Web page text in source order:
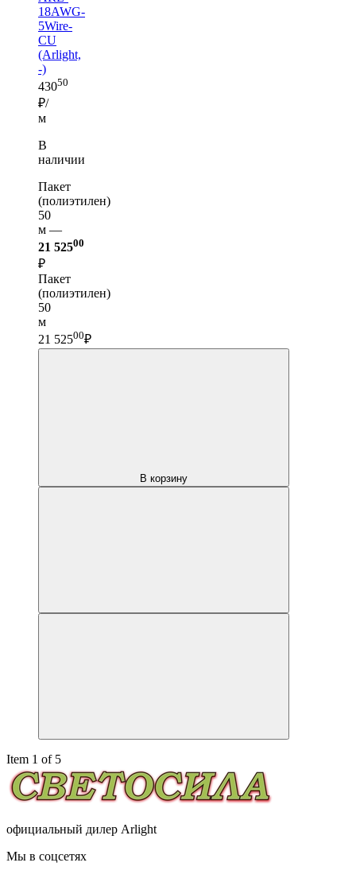
18AWG-
5Wire-
CU
(Arlight,
-)
43050
₽/
м
В
наличии
Пакет
(полиэтилен)
50
м —
21 52500
₽
Пакет
(полиэтилен)
50
м
21 52500₽
В корзину
Item 1 of 5
официальный дилер Arlight
Мы в соцсетях